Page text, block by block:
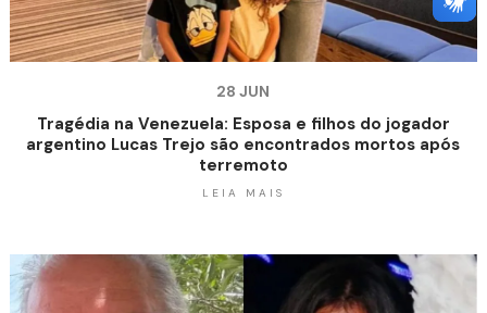
28 JUN
Tragédia na Venezuela: Esposa e filhos do jogador
argentino Lucas Trejo são encontrados mortos após
terremoto
LEIA MAIS